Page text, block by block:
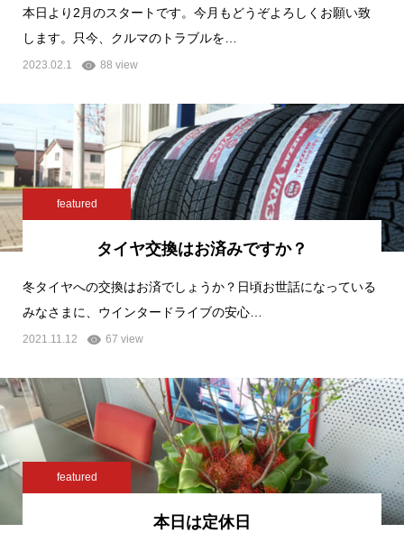
本日より2月のスタートです。今月もどうぞよろしくお願い致
します。只今、クルマのトラブルを…
2023.02.1 88 view
featured
タイヤ交換はお済みですか？
冬タイヤへの交換はお済でしょうか？日頃お世話になっている
みなさまに、ウインタードライブの安心…
2021.11.12 67 view
featured
本日は定休日